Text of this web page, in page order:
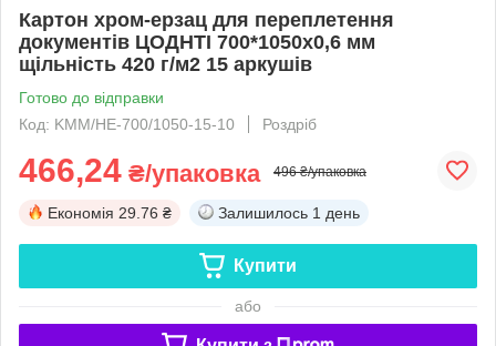
Картон хром-ерзац для переплетення
документів ЦОДНТІ 700*1050x0,6 мм
щільність 420 г/м2 15 аркушів
Готово до відправки
Код: KMM/HE-700/1050-15-10
Роздріб
466,24 ₴/упаковка 496 ₴/упаковка
Економія 29.76 ₴ Залишилось 1 день
Купити
або